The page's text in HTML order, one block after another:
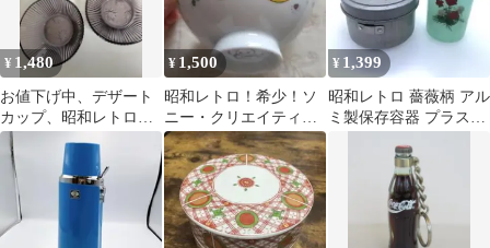
¥ 1,480
お値下げ中、デザート
カップ、昭和レトロ、
紫色
¥ 1,500
昭和レトロ！希少！ソ
ニー・クリエイティブ
プロダクツ ムーンライ
ダース お茶碗
¥ 1,399
昭和レトロ 薔薇柄 アル
ミ製保存容器 プラスチ